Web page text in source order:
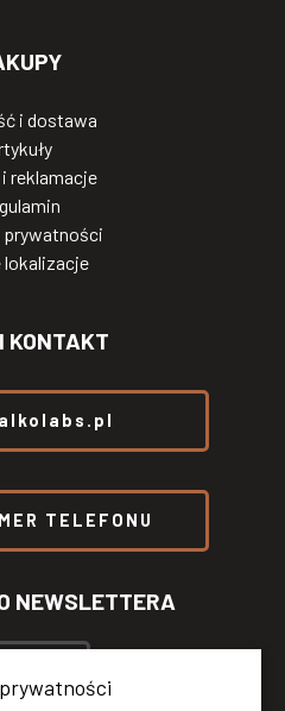
i dostawa
reklamacje
prywatności
lokalizacje
KONTAKT
TELEFONU
NEWSLETTERA